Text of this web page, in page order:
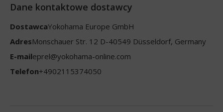
Dane kontaktowe dostawcy
DostawcaYokohama Europe GmbH
AdresMonschauer Str. 12 D-40549 Düsseldorf, Germany
E-maileprel@yokohama-online.com
Telefon+4902115374050